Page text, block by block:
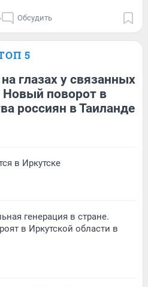
Обсудить
5
глазах у связанных
Новый поворот в
россиян в Таиланде
в Иркутске
генерация в стране.
в Иркутской области в